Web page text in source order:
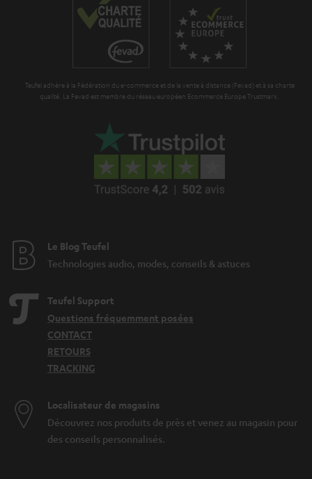
Teufel adhère à la Fédération du e-commerce et de la vente à distance (Fevad) et à sa charte
qualité. La Fevad est membre du réseau européen Ecommerce Europe Trustmark.
Le Blog Teufel
Technologies audio, modes, conseils & astuces
Teufel Support
Questions fréquemment posées
CONTACT
RETOURS
TRACKING
Localisateur de magasins
Découvrez nos produits de près et venez au magasin pour
des conseils personnalisés.